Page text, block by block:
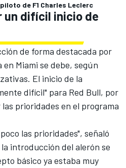
de F1 Charles Leclerc
un difícil inicio de
de forma destacada por
Miami se debe, según
El inicio de la
difícil" para Red Bull, por
prioridades en el programa
las prioridades", señaló
introducción del alerón se
básico ya estaba muy